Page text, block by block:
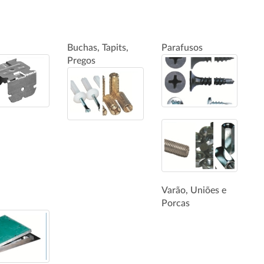
Buchas, Tapits,
Pregos
Parafusos
Varão, Uniões e
Porcas